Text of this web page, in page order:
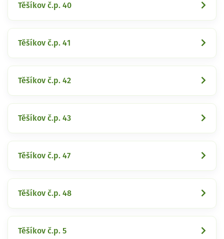
Těšíkov č.p. 40
Těšíkov č.p. 41
Těšíkov č.p. 42
Těšíkov č.p. 43
Těšíkov č.p. 47
Těšíkov č.p. 48
Těšíkov č.p. 5